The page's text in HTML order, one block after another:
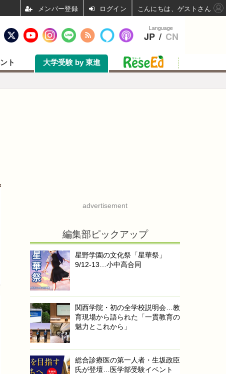
ト 大学受験 by 東進
advertisement
編集部ピックアップ
星野学園の文化祭「星華祭」
9/12-13…小中高合同
関西学院・初の全学校説明会…教
育現場から語られた「一貫教育の
魅力とこれから」
総合診療医の第一人者・生坂政臣
氏が登壇…医学部受験イベント
Language
JP / CN
ログイン こんにちは、ゲストさん